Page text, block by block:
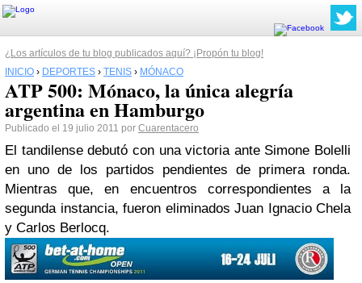
¿Los artículos de tu blog publicados aquí? ¡Propón tu blog!
INICIO › DEPORTES › TENIS › MÓNACO
ATP 500: Mónaco, la única alegría
argentina en Hamburgo
Publicado el 19 julio 2011 por Cuarentacero
El tandilensedebutó con una victoria ante Simone Bolelli
en uno de los partidos pendientes de primera ronda.
Mientras que, en encuentros correspondientes a la
segunda instancia, fueron eliminados Juan Ignacio Chela
y Carlos Berlocq.